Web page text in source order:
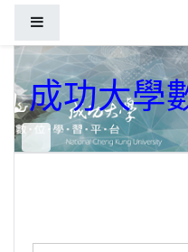
成功大學